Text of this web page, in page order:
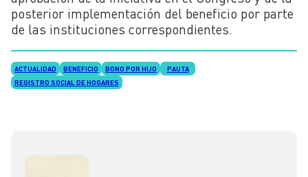
posterior implementación del beneficio por parte
de las instituciones correspondientes.
ACTUALIDAD BENEFICIO BONO POR HIJO
PAUTA
REGISTRO SOCIAL DE HOGARES